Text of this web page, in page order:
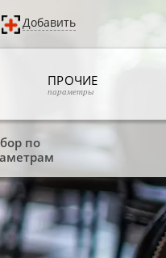
Добавить
ПРОЧИЕ
параметры
по